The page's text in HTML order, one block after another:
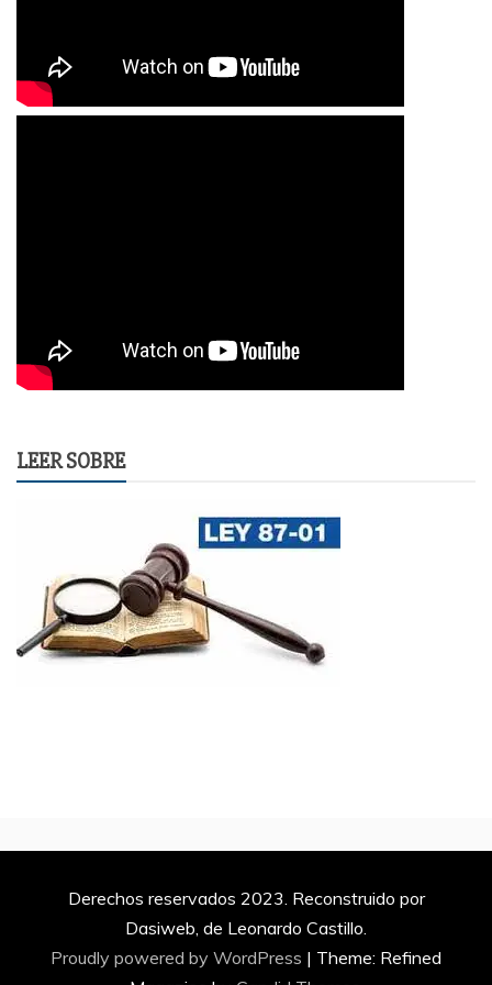
LEER SOBRE
Derechos reservados 2023. Reconstruido por
Dasiweb, de Leonardo Castillo.
Proudly powered by WordPress | Theme: Refined